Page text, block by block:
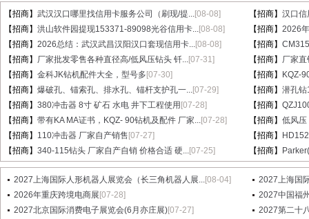
【招商】 武汉汉口哪里找信用卡服务公司（刷现/提...[08-08] 【招商】 汉口信
【招商】 洪山软件园提现153371-89098光谷信用卡...[08-08] 【招商】 2026
【招商】 2026总结：武汉武昌汉阳汉口套现信用卡...[08-08] 【招商】
【招商】 厂家批发零售各种直径高/低风压钻头 钎...[07-31] 【招商】 厂家
【招商】 金科JK钻机配件大全，型号多 [07-30] 【招商】
KQZ-
【招商】 爆破孔、锚索孔、排水孔、锚杆支护孔一...[07-29] 【招商】 潜孔钻
【招商】 380冲击器 8寸 矿石 水电 井下工程使用 [07-28] 【招商】
【招商】 带有KA MA证书，KQZ- 90钻机及配件 厂家...[07-28] 【招商】 低风压
【招商】 110冲击器 厂家自产销售 [07-27] 【招商】
【招商】 340-115钻头 厂家自产自销 价格合适 硬...[07-25] 【招商】
2027上海国际人形机器人展览会（长三角机器人展...[08-04]
2027上海国
2026年重庆跨境电商展 [07-28]
2027中国福
2027北京国际消费电子展览会(6月亦庄展)[07-27]
2027第二十